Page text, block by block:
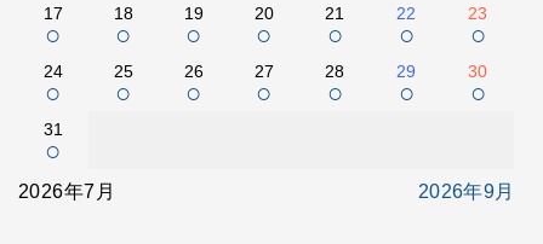
17
○
18
○
19
○
20
○
21
○
22
○
23
○
24
○
25
○
26
○
27
○
28
○
29
○
30
○
31
○
2026年7月 2026年9月